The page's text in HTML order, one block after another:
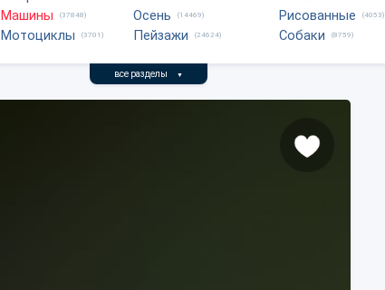
Машины (37848)
Мотоциклы (3701)
Осень (14469)
Пейзажи (24624)
Рисованные (4053)
Собаки (8759)
все разделы ▼